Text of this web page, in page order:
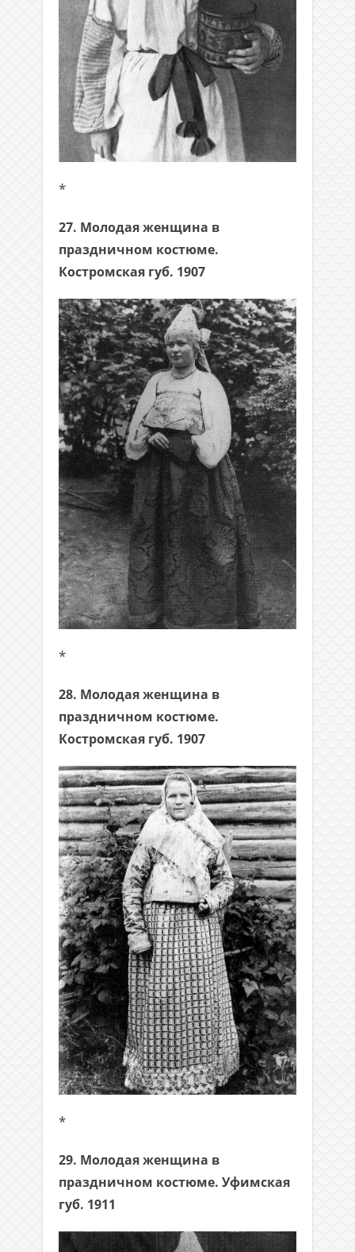
*
27. Молодая женщина в
праздничном костюме.
Костромская губ. 1907
*
28. Молодая женщина в
праздничном костюме.
Костромская губ. 1907
*
29. Молодая женщина в
праздничном костюме. Уфимская
губ. 1911